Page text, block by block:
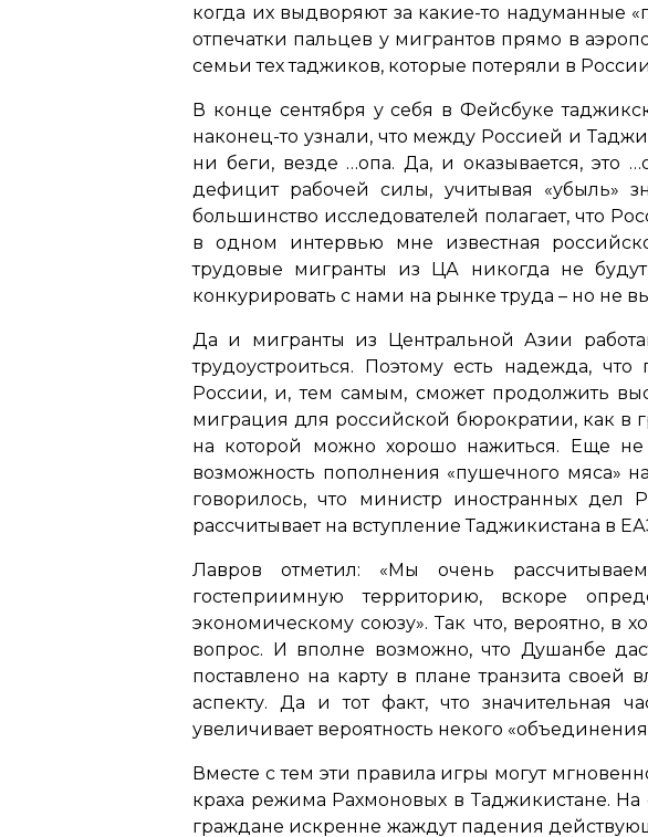
когда их выдворяют за какие-то надуманные
отпечатки пальцев у мигрантов прямо в
семьи тех таджиков, которые потеряли в
В конце сентября у себя в Фейсбуке
наконец-то узнали, что между Россией и
ни беги, везде …опа. Да, и оказывается, это
дефицит рабочей силы, учитывая «убыль»
большинство исследователей полагает, что
в одном интервью мне известная
трудовые мигранты из ЦА никогда не
конкурировать с нами на рынке труда – но не
Да и мигранты из Центральной Азии
трудоустроиться. Поэтому есть надежда,
России, и, тем самым, сможет продолжить
миграция для российской бюрократии, как в
на которой можно хорошо нажиться. Еще не
возможность пополнения «пушечного
говорилось, что министр иностранных дел
рассчитывает на вступление Таджикистана в
Лавров отметил: «Мы очень
гостеприимную территорию, вскоре
экономическому союзу». Так что, вероятно, в
вопрос. И вполне возможно, что Душанбе
поставлено на карту в плане транзита своей
аспекту. Да и тот факт, что значительная
увеличивает вероятность некого
Вместе с тем эти правила игры могут
краха режима Рахмоновых в Таджикистане.
граждане искренне жаждут падения